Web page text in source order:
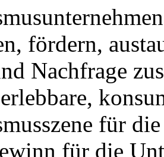
fördern,
Nachfrage
für
für die